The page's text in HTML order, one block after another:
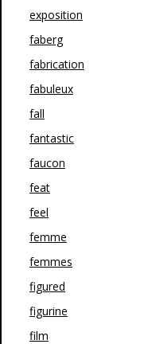
exposition
faberg
fabrication
fabuleux
fall
fantastic
faucon
feat
feel
femme
femmes
figured
figurine
film